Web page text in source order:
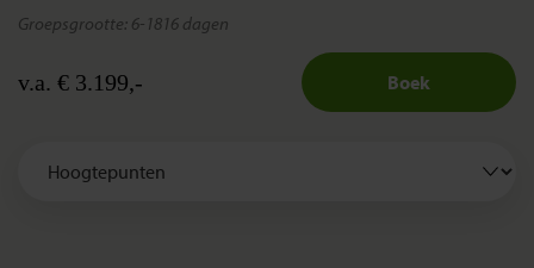
Boek
v.a. € 3.199,-
groepsgrootte: 6-18 16 dagen